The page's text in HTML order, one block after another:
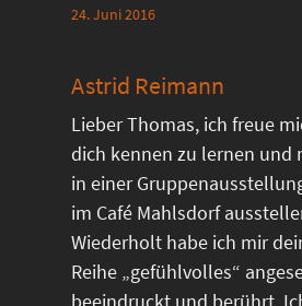
24. Juni 2016
Astrid Reimann
Lieber Thomas, ich freue
dich kennen zu lernen und
in einer
im Café Mahlsdorf
Wiederholt habe ich mir
Reihe „gefühlvolles“